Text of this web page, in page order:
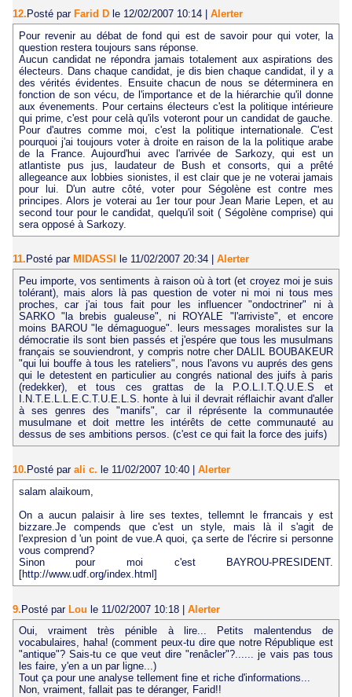
12. Posté par Farid D le 12/02/2007 10:14
Alerter
Pour revenir au débat de fond qui est de savoir pour qui voter, la
question restera toujours sans réponse.
Aucun candidat ne répondra jamais totalement aux aspirations des
électeurs. Dans chaque candidat, je dis bien chaque candidat, il y a
des vérités évidentes. Ensuite chacun de nous se déterminera en
fonction de son vécu, de l'importance et de la hiérarchie qu'il donne
aux évenements. Pour certains électeurs c'est la politique intérieure
qui prime, c'est pour celà qu'ils voteront pour un candidat de gauche.
Pour d'autres comme moi, c'est la politique internationale. C'est
pourquoi j'ai toujours voter à droite en raison de la la politique arabe
de la France. Aujourd'hui avec l'arrivée de Sarkozy, qui est un
atlantiste pus jus, laudateur de Bush et consorts, qui a prêté
allegeance aux lobbies sionistes, il est clair que je ne voterai jamais
pour lui. D'un autre côté, voter pour Ségolène est contre mes
principes. Alors je voterai au 1er tour pour Jean Marie Lepen, et au
second tour pour le candidat, quelqu'il soit ( Ségolène comprise) qui
sera opposé à Sarkozy.
11. Posté par MIDASSI le 11/02/2007 20:34
Alerter
Peu importe, vos sentiments à raison où à tort (et croyez moi je suis
tolérant), mais alors là pas question de voter ni moi ni tous mes
proches, car j'ai tous fait pour les influencer "ondoctriner" ni à
SARKO "la brebis gualeuse", ni ROYALE "l'arriviste", et encore
moins BAROU "le démaguogue". leurs messages moralistes sur la
démocratie ils sont bien passés et j'espére que tous les musulmans
français se souviendront, y compris notre cher DALIL BOUBAKEUR
"qui lui bouffe à tous les rateliers", nous l'avons vu auprés des gens
qui le detestent en particulier au congrés national des juifs à paris
(redekker), et tous ces grattas de la P.O.L.I.T.Q.U.E.S et
I.N.T.E.L.L.E.C.T.U.E.L.S. honte à lui il devrait réflaichir avant d'aller
à ses genres des "manifs", car il réprésente la communautée
musulmane et doit mettre les intérêts de cette communauté au
dessus de ses ambitions persos. (c'est ce qui fait la force des juifs)
10. Posté par ali c. le 11/02/2007 10:40
Alerter
salam alaikoum,
On a aucun palaisir à lire ses textes, tellemnt le frrancais y est
bizzare.Je compends que c'est un style, mais là il s'agit de
l'expresion d 'un point de vue.A quoi, ça serte de l'écrire si personne
vous comprend?
Sinon pour moi c'est BAYROU-PRESIDENT.
[http://www.udf.org/index.html]
9.Posté par Lou le 11/02/2007 10:18 | Alerter
Oui, vraiment très pénible à lire... Petits malentendus de
vocabulaires, haha! (comment peux-tu dire que notre République est
"antique"? Sais-tu ce que veut dire "renâcler"?...... je vais pas tous
les faire, y'en a un par ligne...)
Tout ça pour une analyse tellement fine et riche d'informations...
Non, vraiment, fallait pas te déranger, Farid!!